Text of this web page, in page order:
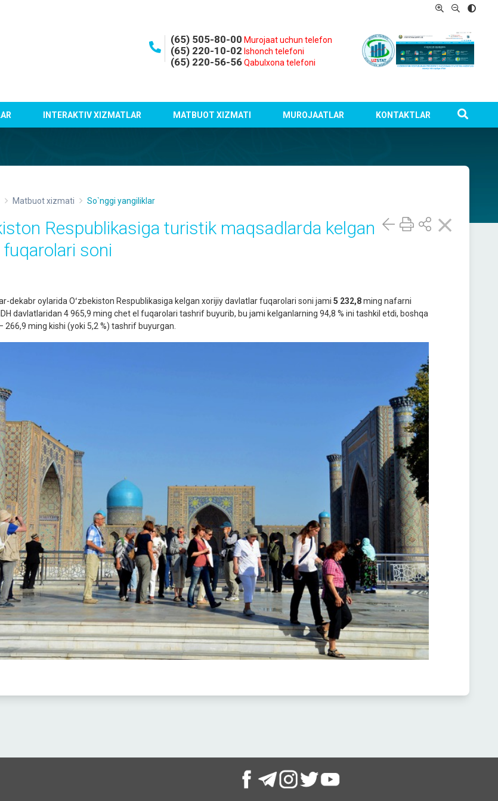
(65) 505-80-00 Murojaat uchun telefon
(65) 220-10-02 Ishonch telefoni
(65) 220-56-56 Qabulxona telefoni
INTERAKTIV XIZMATLAR MATBUOT XIZMATI MUROJAATLAR KONTAKTLAR
Matbuot xizmati So`nggi yangiliklar
Respublikasiga turistik maqsadlarda kelgan
soni
dekabr oylarida Oʻzbekiston Respublikasiga kelgan xorijiy davlatlar fuqarolari soni jami 5 232,8ming nafarni
davlatlaridan 4 965,9 ming chet el fuqarolari tashrif buyurib, bu jami kelganlarning 94,8 % ini tashkil etdi, boshqa
266,9 ming kishi (yoki 5,2 %) tashrif buyurgan.